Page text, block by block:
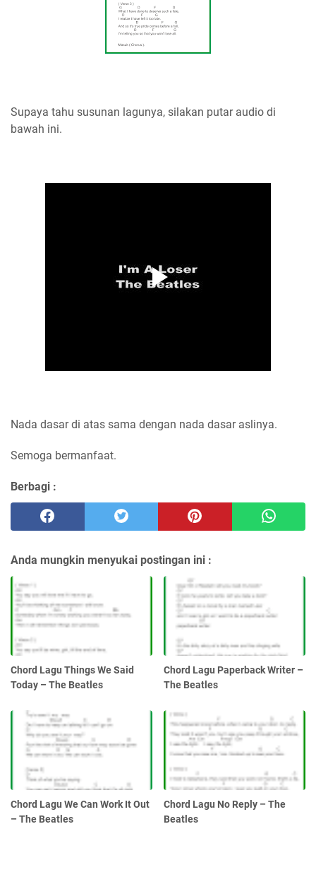
Supaya tahu susunan lagunya, silakan putar audio di
bawah ini.
Nada dasar di atas sama dengan nada dasar aslinya.
Semoga bermanfaat.
Berbagi :
Anda mungkin menyukai postingan ini :
Chord Lagu Things We Said
Today – The Beatles
Chord Lagu Paperback Writer –
The Beatles
Chord Lagu We Can Work It Out
– The Beatles
Chord Lagu No Reply – The
Beatles